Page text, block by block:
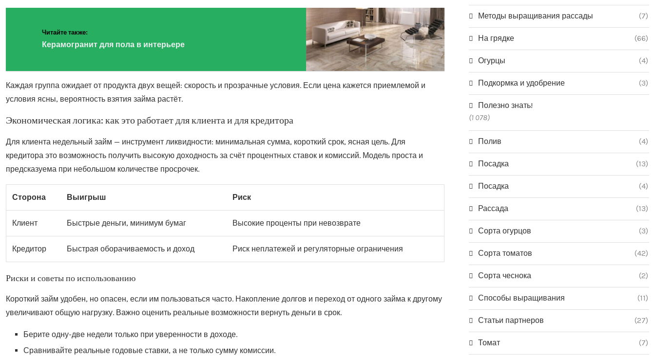
Читайте также:
Керамогранит для пола в интерьере
Каждая группа ожидает от продукта двух вещей: скорость и прозрачные условия. Если цена кажется приемлемой и
условия ясны, вероятность взятия займа растёт.
Экономическая логика: как это работает для клиента и для кредитора
Для клиента недельный займ — инструмент ликвидности: минимальная сумма, короткий срок, ясная цель. Для
кредитора это возможность получить высокую доходность за счёт процентных ставок и комиссий. Модель проста и
предсказуема при небольшом количестве просрочек.
Сторона Выигрыш Риск
Клиент Быстрые деньги, минимум бумаг Высокие проценты при невозврате
Кредитор Быстрая оборачиваемость и доход Риск неплатежей и регуляторные ограничения
Риски и советы по использованию
Короткий займ удобен, но опасен, если им пользоваться часто. Накопление долгов и переход от одного займа к другому
увеличивают общую нагрузку. Важно оценить реальные возможности вернуть деньги в срок.
Берите одну-две недели только при уверенности в доходе.
Сравнивайте реальные годовые ставки, а не только сумму комиссии.
Методы выращивания рассады (7)
На грядке (66)
Огурцы (4)
Подкормка и удобрение (3)
Полезно знать!
(1 078)
Полив (4)
Посадка (13)
Посадка (4)
Рассада (13)
Сорта огурцов (3)
Сорта томатов (42)
Сорта чеснока (2)
Способы выращивания (11)
Статьи партнеров (27)
Томат (7)